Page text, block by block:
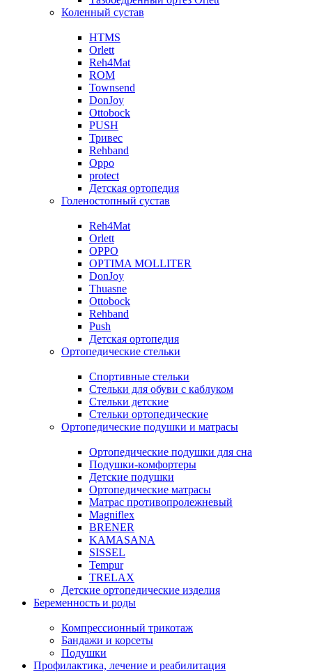
Коленный сустав
HTMS
Orlett
Reh4Mat
ROM
Townsend
DonJoy
Ottobock
PUSH
Тривес
Rehband
Oppo
protect
Детская ортопедия
Голеностопный сустав
Reh4Mat
Orlett
OPPO
OPTIMA MOLLITER
DonJoy
Thuasne
Ottobock
Rehband
Push
Детская ортопедия
Ортопедические стельки
Спортивные стельки
Стельки для обуви с каблуком
Стельки детские
Стельки ортопедические
Ортопедические подушки и матрасы
Ортопедические подушки для сна
Подушки-комфортеры
Детские подушки
Ортопедические матрасы
Матрас противопролежневый
Magniflex
BRENER
KAMASANA
SISSEL
Tempur
TRELAX
Детские ортопедические изделия
Беременность и роды
Компрессионный трикотаж
Бандажи и корсеты
Подушки
Профилактика, лечение и реабилитация